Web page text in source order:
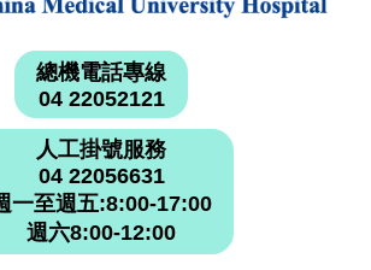
總機電話專線
04 22052121
人工掛號服務
04 22056631
一至週五:8:00-17:00
週六8:00-12:00